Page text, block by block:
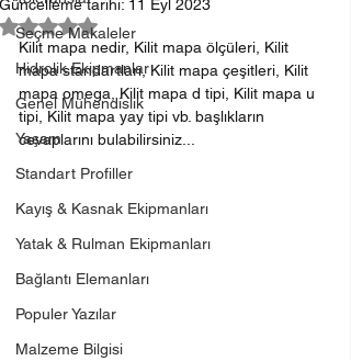
Seçme Makaleler
Hidrolik Ekipmanlar
Genel Mühendislik
Yaşam
Standart Profiller
Kayış & Kasnak Ekipmanları
Yatak & Rulman Ekipmanları
Bağlantı Elemanları
Populer Yazılar
Malzeme Bilgisi
Güncelleme tarihi: 11 Eyl 2023
5 üzerinden NaN yıldız
Kilit mapa nedir, Kilit mapa ölçüleri, Kilit
mapa standartları, Kilit mapa çeşitleri, Kilit
mapa omega, Kilit mapa d tipi, Kilit mapa u
tipi, Kilit mapa yay tipi vb. başlıkların
cevaplarını bulabilirsiniz...